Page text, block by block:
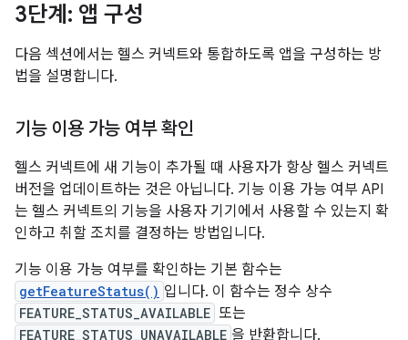
3단계: 앱 구성
다음 섹션에서는 헬스 커넥트와 통합하도록 앱을 구성하는 방
법을 설명합니다.
기능 이용 가능 여부 확인
헬스 커넥트에 새 기능이 추가될 때 사용자가 항상 헬스 커넥트
버전을 업데이트하는 것은 아닙니다. 기능 이용 가능 여부 API
는 헬스 커넥트의 기능을 사용자 기기에서 사용할 수 있는지 확
인하고 취할 조치를 결정하는 방법입니다.
기능 이용 가능 여부를 확인하는 기본 함수는
getFeatureStatus() 입니다. 이 함수는 정수 상수
FEATURE_STATUS_AVAILABLE 또는
FEATURE_STATUS_UNAVAILABLE 을 반환합니다.